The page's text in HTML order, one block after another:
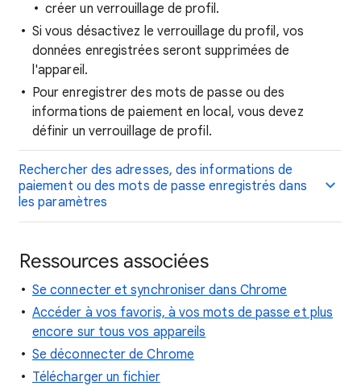
créer un verrouillage de profil.
Si vous désactivez le verrouillage du profil, vos
données enregistrées seront supprimées de
l'appareil.
Pour enregistrer des mots de passe ou des
informations de paiement en local, vous devez
définir un verrouillage de profil.
Rechercher des adresses, des informations de
paiement ou des mots de passe enregistrés dans
les paramètres
Ressources associées
Se connecter et synchroniser dans Chrome
Accéder à vos favoris, à vos mots de passe et plus
encore sur tous vos appareils
Se déconnecter de Chrome
Télécharger un fichier